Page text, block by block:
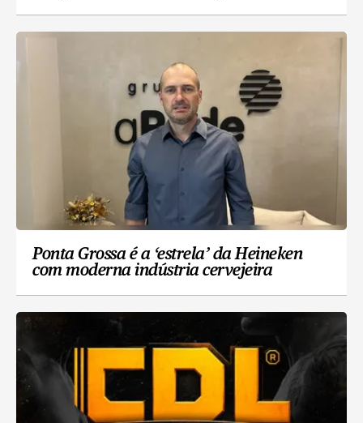
Ponta Grossa é a ‘estrela’ da Heineken
com moderna indústria cervejeira